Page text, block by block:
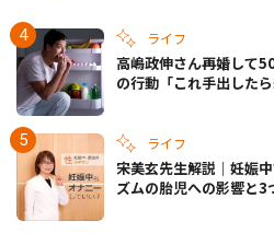
ライフ
高嶋政伸さん再婚して
の行動「これ手出した
ライフ
宋美玄先生解説｜妊娠
ズムの胎児への影響と3